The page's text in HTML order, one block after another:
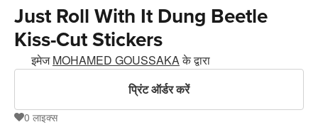
Just Roll With It Dung Beetle
Kiss-Cut Stickers
इमेजMOHAMED GOUSSAKAके द्वारा
प्रिंट ऑर्डर करें
0 लाइक्स